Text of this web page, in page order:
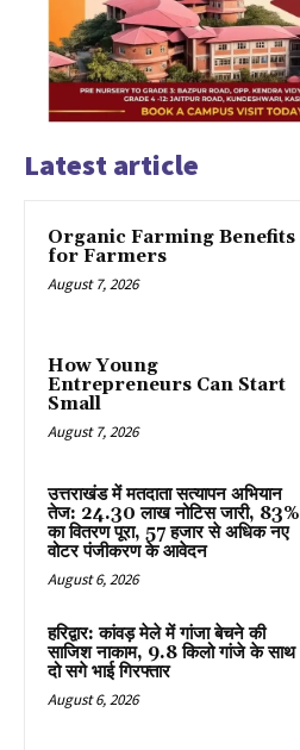
Latest article
Organic Farming Benefits
for Farmers
August 7, 2026
How Young
Entrepreneurs Can Start
Small
August 7, 2026
उत्तराखंड में मतदाता सत्यापन अभियान
तेज: 24.30 लाख नोटिस जारी, 83%
का वितरण पूरा, 57 हजार से अधिक नए
वोटर पंजीकरण के आवेदन
August 6, 2026
हरिद्वार: कांवड़ मेले में गांजा बेचने की
साजिश नाकाम, 9.8 किलो गांजे के साथ
दो सगे भाई गिरफ्तार
August 6, 2026